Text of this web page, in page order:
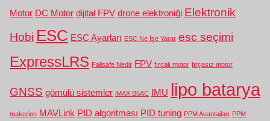
Motor DC Motor dijital FPV drone elektroniği Elektronik
Hobi ESC ESC Ayarları ESC Ne İşe Yarar esc seçimi
ExpressLRS Failsafe Nedir FPV fırçalı motor fırçasız motor
GNSS gömülü sistemler iMAX B6AC IMU lipo batarya
makerion MAVLink PID algoritması PID tuning PPM Avantajları PPM